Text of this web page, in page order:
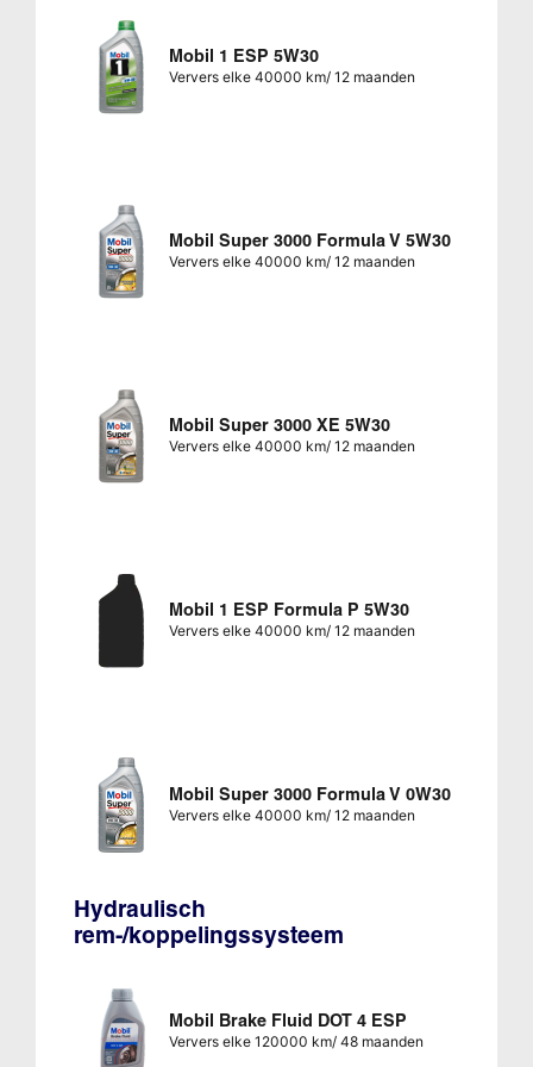
Mobil 1 ESP 5W30
Ververs elke 40000 km/ 12 maanden
Mobil Super 3000 Formula V 5W30
Ververs elke 40000 km/ 12 maanden
Mobil Super 3000 XE 5W30
Ververs elke 40000 km/ 12 maanden
Mobil 1 ESP Formula P 5W30
Ververs elke 40000 km/ 12 maanden
Mobil Super 3000 Formula V 0W30
Ververs elke 40000 km/ 12 maanden
Hydraulisch
rem-/koppelingssysteem
Mobil Brake Fluid DOT 4 ESP
Ververs elke 120000 km/ 48 maanden